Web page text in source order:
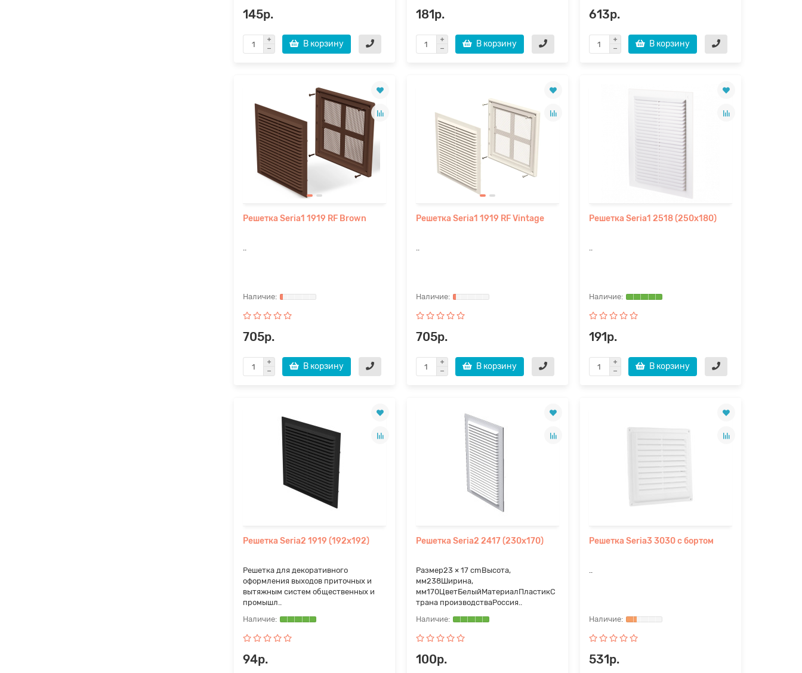
145р.
В корзину
181р.
В корзину
613р.
В корзину
Решетка Seria1 1919 RF Brown
..
705р.
В корзину
Решетка Seria1 1919 RF Vintage
..
705р.
В корзину
Решетка Seria1 2518 (250х180)
..
191р.
В корзину
Решетка Seria2 1919 (192х192)
Решетка для декоративного
оформления выходов приточных и
вытяжным систем общественных и
промышл..
94р.
Решетка Seria2 2417 (230х170)
Размер23 × 17 cmВысота,
мм238Ширина,
мм170ЦветБелыйМатериалПластикС
трана производстваРоссия..
100р.
Решетка Seria3 3030 с бортом
..
531р.